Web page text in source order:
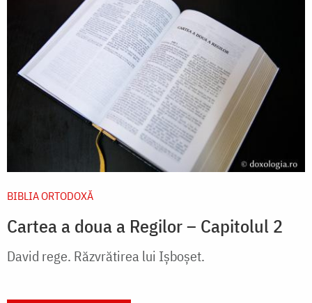
BIBLIA ORTODOXĂ
Cartea a doua a Regilor – Capitolul 2
David rege. Răzvrătirea lui Ișboșet.